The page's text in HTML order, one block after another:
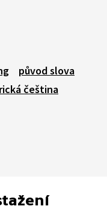
původ slova
čeština